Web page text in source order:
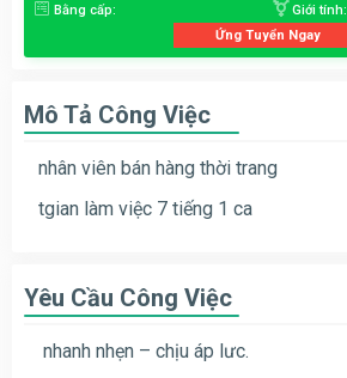
Bằng cấp: Giới tính:
Ứng Tuyển Ngay
Mô Tả Công Việc
nhân viên bán hàng thời trang
tgian làm việc 7 tiếng 1 ca
Yêu Cầu Công Việc
nhanh nhẹn – chịu áp lưc.